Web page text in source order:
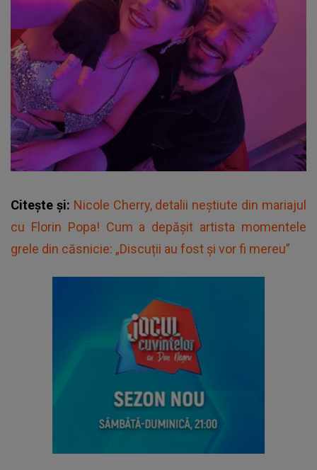
Citește și: Nicole Cherry, detalii neștiute din mariajul
cu Florin Popa! Cum a depășit artista momentele
grele din căsnicie: „Discuții au fost și vor fi mereu”